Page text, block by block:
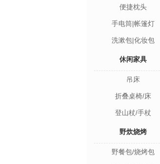
便捷枕头
手电筒|帐篷灯
洗漱包|化妆包
休闲家具
吊床
折叠桌椅/床
登山杖/手杖
野炊烧烤
野餐包/烧烤包